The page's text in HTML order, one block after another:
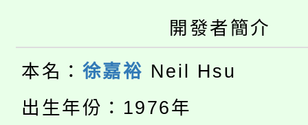
桃園市115學年度學生
生本土語及新住民語歌
公告本校115學年度第
公告本校115學年度第
轉知中國文化大學推廣
開發者簡介
本名： 徐嘉裕 Neil Hsu
出生年份：1976年